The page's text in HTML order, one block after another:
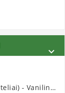

Išrūgų baltymai 450g (milteliai) - Vaniliniai